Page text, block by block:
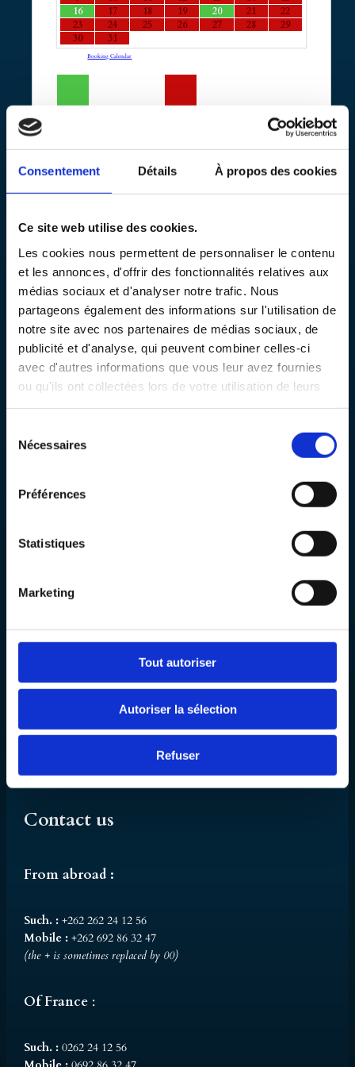
Consentement Détails À propos des cookies
Ce site web utilise des cookies.
Les cookies nous permettent de personnaliser le contenu
et les annonces, d'offrir des fonctionnalités relatives aux
médias sociaux et d'analyser notre trafic. Nous
partageons également des informations sur l'utilisation de
notre site avec nos partenaires de médias sociaux, de
publicité et d'analyse, qui peuvent combiner celles-ci
avec d'autres informations que vous leur avez fournies
ou qu'ils ont collectées lors de votre utilisation de leurs
Nécessaires
Préférences
Statistiques
Marketing
Tout autoriser
Autoriser la sélection
Refuser
16
·
17 ·
18 ·
19 20 ·
21 ·
22
·
23 ·
24 ·
25 ·
26 ·
27 ·
28 ·
29
·
30 ·
31
Powered byBooking Calendar
Date:...
Start Time:...
End Time:...
97434 La Saline-Les-Bains
Reunion Island
)
About
Quote & Reservation
Contact us
From abroad :
Such. : +262 262 24 12 56
Mobile : +262 692 86 32 47
(the + is sometimes replaced by 00)
Of France :
Such. : 0262 24 12 56